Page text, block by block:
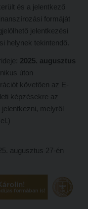
tudnivalói
tudnivalói
és a jelentkező
formáját
jelentkezési
helynek tekintendő.
2025. augusztus
úton
követően az E‐
képzésekre az
melyről
augusztus 27-én